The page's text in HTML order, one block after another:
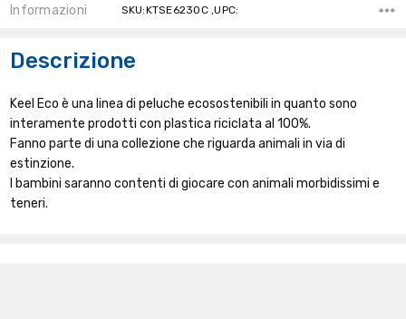
Informazioni SKU:KTSE6230C ,UPC:
Descrizione
Keel Eco è una linea di peluche ecosostenibili in quanto sono
interamente prodotti con plastica riciclata al 100%.
Fanno parte di una collezione che riguarda animali in via di
estinzione.
I bambini saranno contenti di giocare con animali morbidissimi e
teneri.